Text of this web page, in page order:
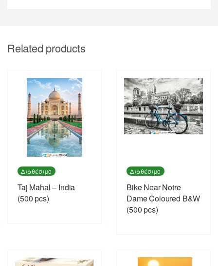
Related products
Διαθέσιμο
Taj Mahal – India
(500 pcs)
Διαθέσιμο
Bike Near Notre
Dame Coloured B&W
(500 pcs)